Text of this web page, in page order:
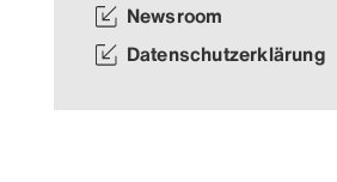
Newsroom
Datenschutzerklärung